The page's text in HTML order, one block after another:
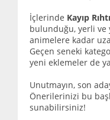
İçlerinde Kayıp
bulunduğu, yerli ve
animelere kadar
Geçen seneki
yeni eklemeler de
Unutmayın, son
Önerilerinizi bu
sunabilirsiniz!